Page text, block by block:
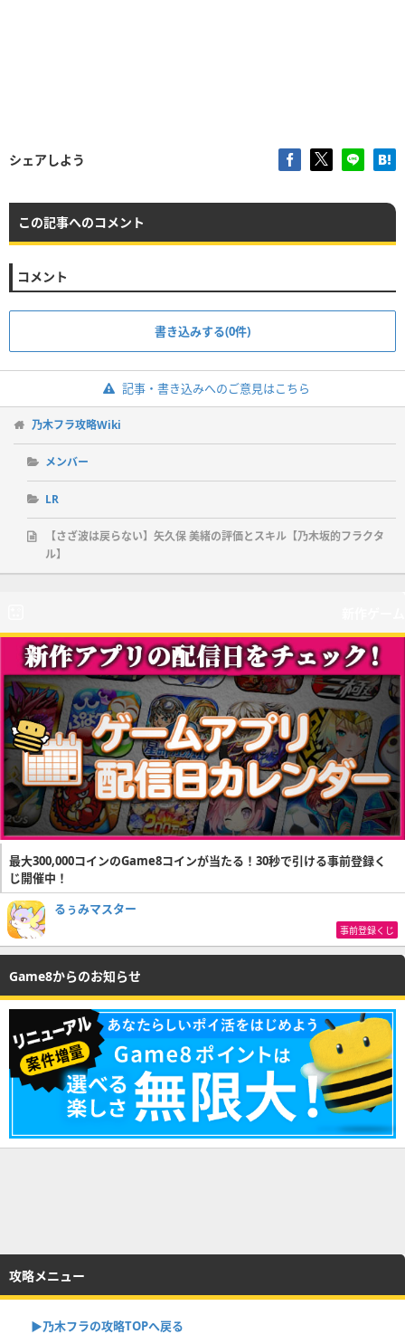
シェアしよう
この記事へのコメント
コメント
書き込みする(0件)
記事・書き込みへのご意見はこちら
乃木フラ攻略Wiki
メンバー
LR
【さざ波は戻らない】矢久保 美緒の評価とスキル【乃木坂的フラクタ
ル】
最大300,000コインのGame8コインが当たる！30秒で引ける事前登録く
じ開催中！
るぅみマスター
事前登録くじ
Game8からのお知らせ
攻略メニュー
▶︎乃木フラの攻略TOPへ戻る